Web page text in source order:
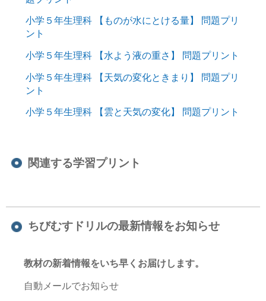
小学５年生理科 【ものが水にとける量】 問題プリ
ント
小学５年生理科 【水よう液の重さ】 問題プリント
小学５年生理科 【天気の変化ときまり】 問題プリ
ント
小学５年生理科 【雲と天気の変化】 問題プリント
関連する学習プリント
ちびむすドリルの最新情報をお知らせ
教材の新着情報をいち早くお届けします。
自動メールでお知らせ